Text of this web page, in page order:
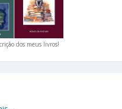
dos meus livros!